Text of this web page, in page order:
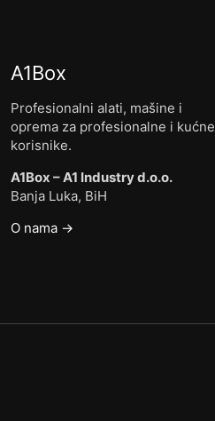
A1Box
Profesionalni alati, mašine i
oprema za profesionalne i kućne
korisnike.
A1Box – A1 Industry d.o.o.
Banja Luka, BiH
O nama →